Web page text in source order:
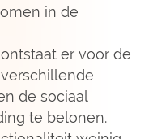
in de
er voor de
de sociaal
te belonen.